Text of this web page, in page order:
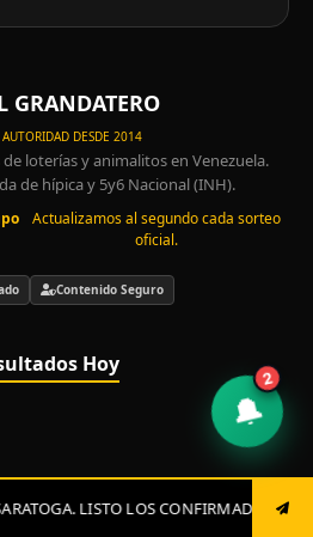
JUGADAS CLAVES Y EL GRAN
GRANDATERO
AUTORIDAD DESDE 2014
loterías y animalitos en Venezuela.
de hípica y 5y6 Nacional (INH).
Actualizamos al segundo cada sorteo
oficial.
Contenido Seguro
Hoy
🔔 2